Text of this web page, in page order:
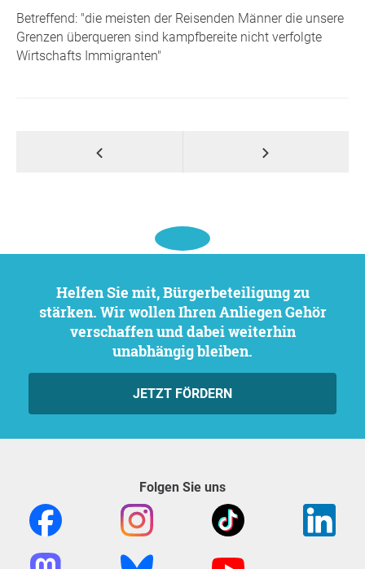
Betreffend: "die meisten der Reisenden Männer die unsere
Grenzen überqueren sind kampfbereite nicht verfolgte
Wirtschafts Immigranten"
Helfen Sie mit, Bürgerbeteiligung zu
stärken. Wir wollen Ihren Anliegen Gehör
verschaffen und dabei weiterhin
unabhängig bleiben.
JETZT FÖRDERN
Folgen Sie uns